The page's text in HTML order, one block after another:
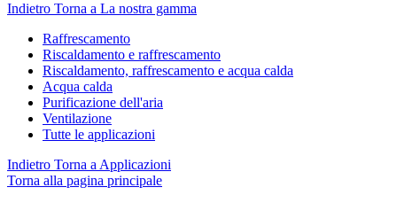
Indietro Torna a La nostra gamma
Raffrescamento
Riscaldamento e raffrescamento
Riscaldamento, raffrescamento e acqua calda
Acqua calda
Purificazione dell'aria
Ventilazione
Tutte le applicazioni
Indietro Torna a Applicazioni
Torna alla pagina principale